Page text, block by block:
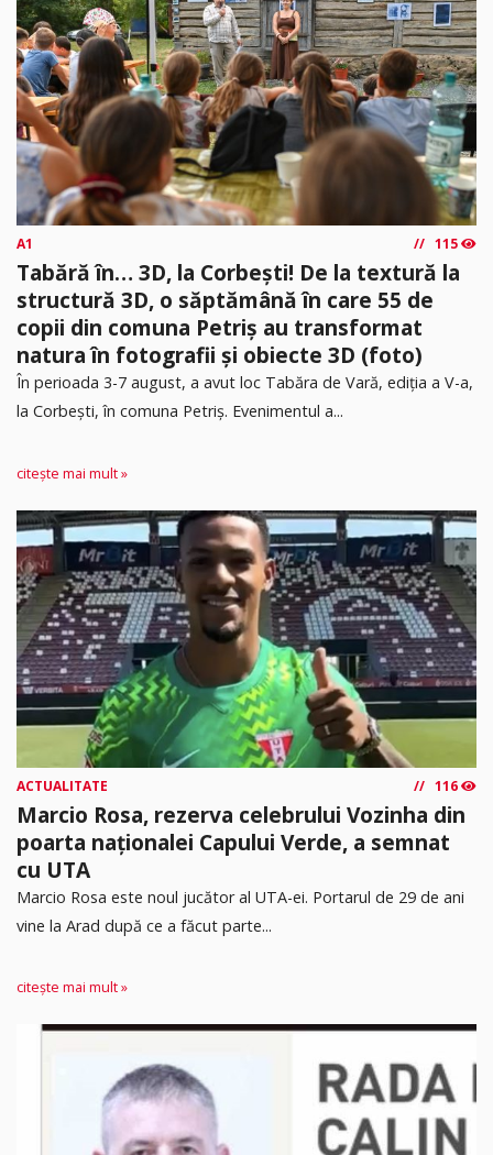
A1 115
Tabără în… 3D, la Corbești! De la textură la
structură 3D, o săptămână în care 55 de
copii din comuna Petriș au transformat
natura în fotografii și obiecte 3D (foto)
În perioada 3-7 august, a avut loc Tabăra de Vară, ediția a V-a,
la Corbești, în comuna Petriș. Evenimentul a...
citește mai mult »
ACTUALITATE 116
Marcio Rosa, rezerva celebrului Vozinha din
poarta naționalei Capului Verde, a semnat
cu UTA
Marcio Rosa este noul jucător al UTA-ei. Portarul de 29 de ani
vine la Arad după ce a făcut parte...
citește mai mult »